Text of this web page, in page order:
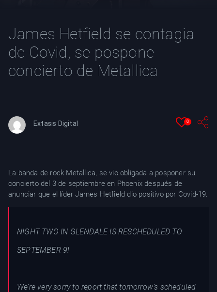
James Hetfield se contagia
de Covid, se pospone
concierto de Metallica
Extasis Digital 0
La banda de rock Metallica, se vio obligada a posponer su
concierto del 3 de septiembre en Phoenix después de
anunciar que el líder James Hetfield dio positivo por Covid-19.
NIGHT TWO IN GLENDALE IS RESCHEDULED TO
SEPTEMBER 9!
We’re very sorry to report that tomorrow’s scheduled